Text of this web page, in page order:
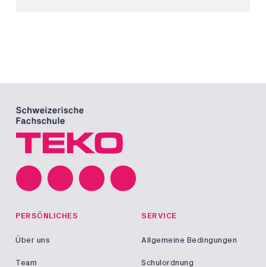
PERSÖNLICHES
Über uns
Team
SERVICE
Allgemeine Bedingungen
Schulordnung